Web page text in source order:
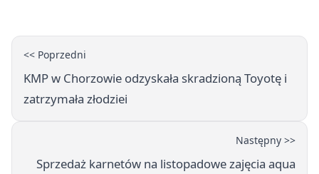
<< Poprzedni
KMP w Chorzowie odzyskała skradzioną Toyotę i
zatrzymała złodziei
Następny >>
Sprzedaż karnetów na listopadowe zajęcia aqua